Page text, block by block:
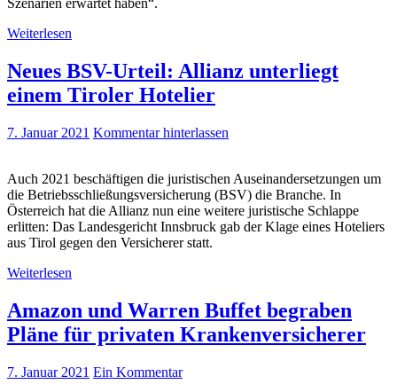
Szenarien erwartet haben“.
Weiterlesen
Neues BSV-Urteil: Allianz unterliegt
einem Tiroler Hotelier
7. Januar 2021 Kommentar hinterlassen
Auch 2021 beschäftigen die juristischen Auseinandersetzungen um
die Betriebsschließungsversicherung (BSV) die Branche. In
Österreich hat die Allianz nun eine weitere juristische Schlappe
erlitten: Das Landesgericht Innsbruck gab der Klage eines Hoteliers
aus Tirol gegen den Versicherer statt.
Weiterlesen
Amazon und Warren Buffet begraben
Pläne für privaten Krankenversicherer
7. Januar 2021 Ein Kommentar